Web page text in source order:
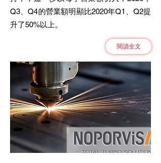
Q3、Q4的營業額明顯比2020年Q1、Q2提
升了50%以上。
閱讀全文